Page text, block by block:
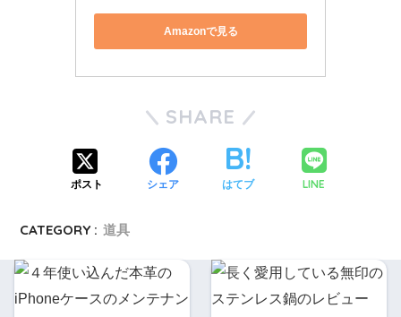
Amazonで見る
SHARE
ポスト シェア はてブ LINE
CATEGORY : 道具